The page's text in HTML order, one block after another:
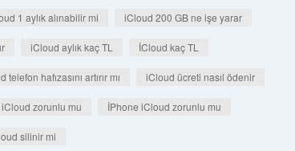
1 aylık alınabilir mi iCloud 200 GB ne işe yarar
iCloud aylık kaç TL İCloud kaç TL
telefon hafızasını artırır mı iCloud ücreti nasıl ödenir
zorunlu mu İPhone iCloud zorunlu mu
silinir mi